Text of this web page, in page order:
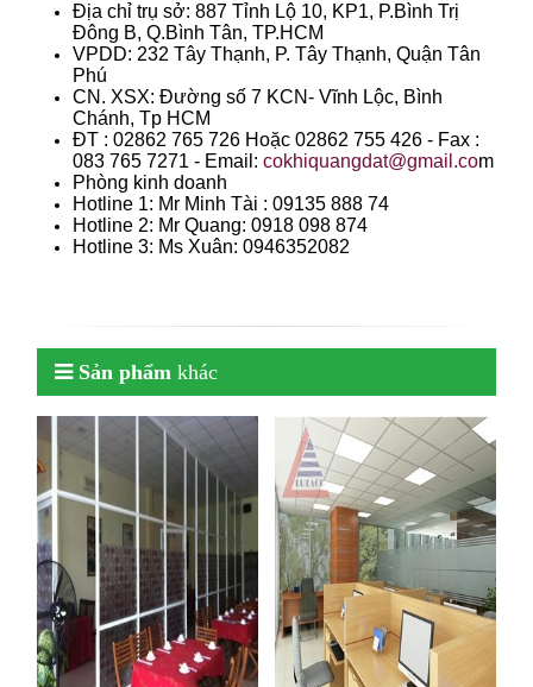
Địa chỉ trụ sở: 887 Tỉnh Lộ 10, KP1, P.Bình Trị
Đông B, Q.Bình Tân, TP.HCM
VPDD: 232 Tây Thạnh, P. Tây Thạnh, Quận Tân
Phú
CN. XSX: Đường số 7 KCN- Vĩnh Lộc, Bình
Chánh, Tp HCM
ÐT : 02862 765 726 Hoặc 02862 755 426 - Fax :
083 765 7271 - Email:cokhiquangdat@gmail.com
Phòng kinh doanh
Hotline 1: Mr Minh Tài : 09135 888 74
Hotline 2: Mr Quang: 0918 098 874
Hotline 3: Ms Xuân: 0946352082
Sản phẩm khác